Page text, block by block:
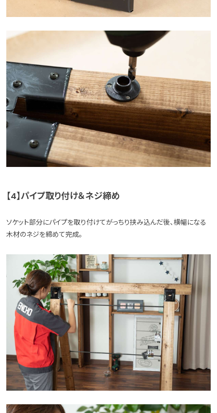
【4】パイプ取り付け＆ネジ締め
ソケット部分にパイプを取り付けてがっちり挟み込んだ後、横幅になる
木材のネジを締めて完成。